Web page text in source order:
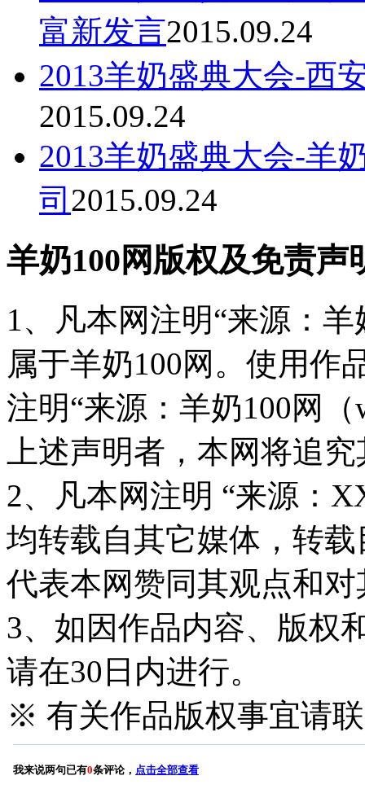
富新发言2015.09.24
2013羊奶盛典大会-西
2015.09.24
2013羊奶盛典大会-羊
司 2015.09.24
羊奶100网版权及免责声
1、凡本网注明“来源：
属于羊奶100网。使用作
注明“来源：羊奶100网（
上述声明者，本网将追
2、凡本网注明 “来源：
均转载自其它媒体，转
代表本网赞同其观点和
3、如因作品内容、版权
请在30日内进行。
※ 有关作品版权事宜请